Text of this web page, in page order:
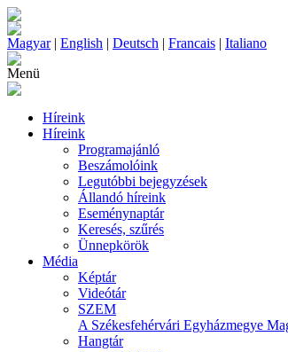
Magyar| English | Deutsch | Francais | Italiano
Menü
Híreink
Híreink
Programajánló
Beszámolóink
Legutóbbi bejegyzések
Állandó híreink
Eseménynaptár
Keresés, szűrés
Ünnepkörök
Média
Képtár
Videótár
SZEM
A Székesfehérvári Egyházmegye
Hangtár